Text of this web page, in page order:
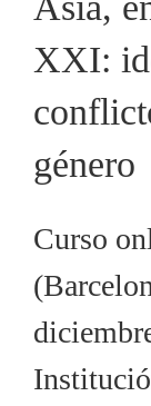
XXI:
género
Curso